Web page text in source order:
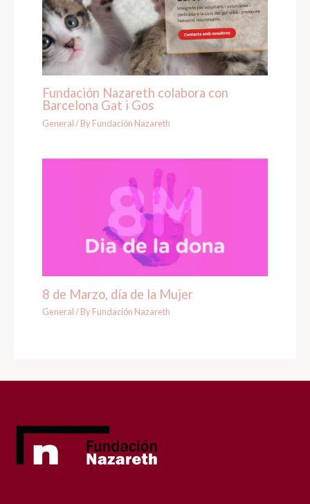
Fundación Nazareth colabora con
Barcelona Gat i Gos
General/ By Fundación Nazareth
8 de Marzo, día de la Mujer
General/ By Fundación Nazareth